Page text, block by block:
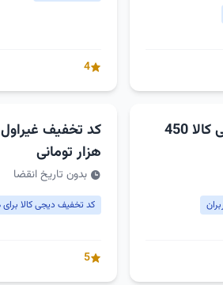
4
کد تخفیف غیراول دیجی کالا 450
هزار تومانی
بدون تاریخ انقضا
کد تخفیف دیجی کالا برای
5